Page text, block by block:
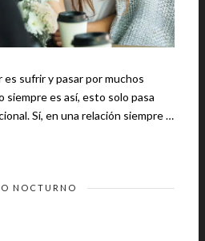
es sufrir y pasar por muchos
siempre es así, esto solo pasa
cuando vives abuso emocional. Sí, en una relación siempre …
NOCTURNO